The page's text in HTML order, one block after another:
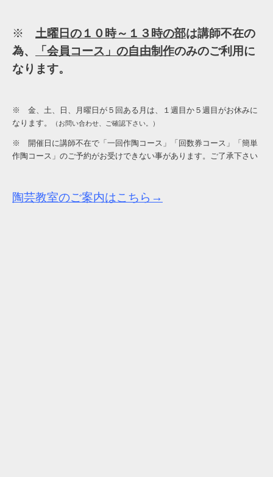
※ 土曜日の１０時～１３時の部は講師不在の
為、
「会員コース」の自由制作のみのご利用に
なります。
※ 金、土、日、月曜日が５回ある月は、１週目か５週目がお休みに
なります。
（お問い合わせ、ご確認下さい。）
※ 開催日に講師不在で「一回作陶コース」「回数券コース」「簡単
作陶コース」のご予約がお受けできない事があります。ご了承下さい
陶芸教室のご案内はこちら→